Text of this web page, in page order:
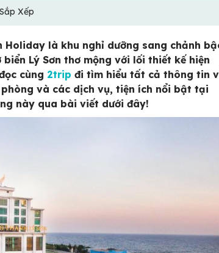
Xếp
Holiday là khu nghỉ dưỡng sang chảnh
biển Lý Sơn thơ mộng với lối thiết kế hiện
cùng 2trip đi tìm hiểu tất cả thông tin
và các dịch vụ, tiện ích nổi bật tại
này qua bài viết dưới đây!